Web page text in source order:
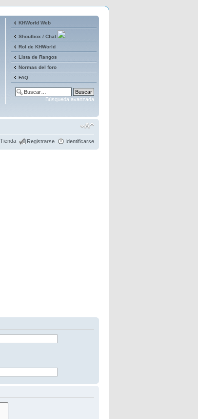
KHWorld Web
Shoutbox / Chat
Rol de KHWorld
Lista de Rangos
Normas del foro
FAQ
Búsqueda avanzada
Tienda Registrarse Identificarse